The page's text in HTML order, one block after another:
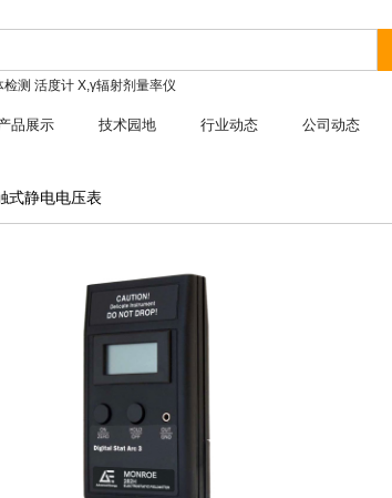
检测 活度计 X,γ辐射剂量率仪
品展示 技术园地 行业动态 公司动态
式静电电压表